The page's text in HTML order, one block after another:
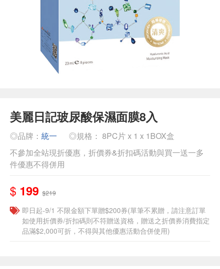
美麗日記玻尿酸保濕面膜8入
◎品牌： 統一
◎規格： 8PC片 x 1 x 1BOX盒
不參加全站現折優惠，折價券&折扣碼活動與買一送一多
件優惠不得併用
$ 199 $219
即日起-9/1 不限金額下單贈$200券(單筆不累贈，請注意訂單
如使用折價券/折扣碼則不符贈送資格，贈送之折價券消費指定
品滿$2,000可折，不得與其他優惠活動合併使用)